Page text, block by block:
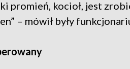
promień, kocioł, jest
– mówił były